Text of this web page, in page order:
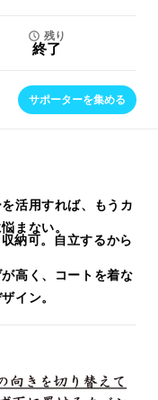
残り
終了
サポーターを集める
活用すれば、もうカ
まない。
納可。自立するから
高く、コートを着な
イン。